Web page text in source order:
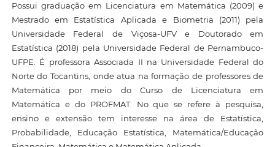
Possui graduação em Licenciatura em Matemática (2009) e
Mestrado em Estatística Aplicada e Biometria (2011) pela
Universidade Federal de Viçosa-UFV e Doutorado em
Estatística (2018) pela Universidade Federal de Pernambuco-
UFPE. É professora Associada II na Universidade Federal do
Norte do Tocantins, onde atua na formação de professores de
Matemática por meio do Curso de Licenciatura em
Matemática e do PROFMAT. No que se refere à pesquisa,
ensino e extensão tem interesse na área de Estatística,
Probabilidade, Educação Estatística, Matemática/Educação